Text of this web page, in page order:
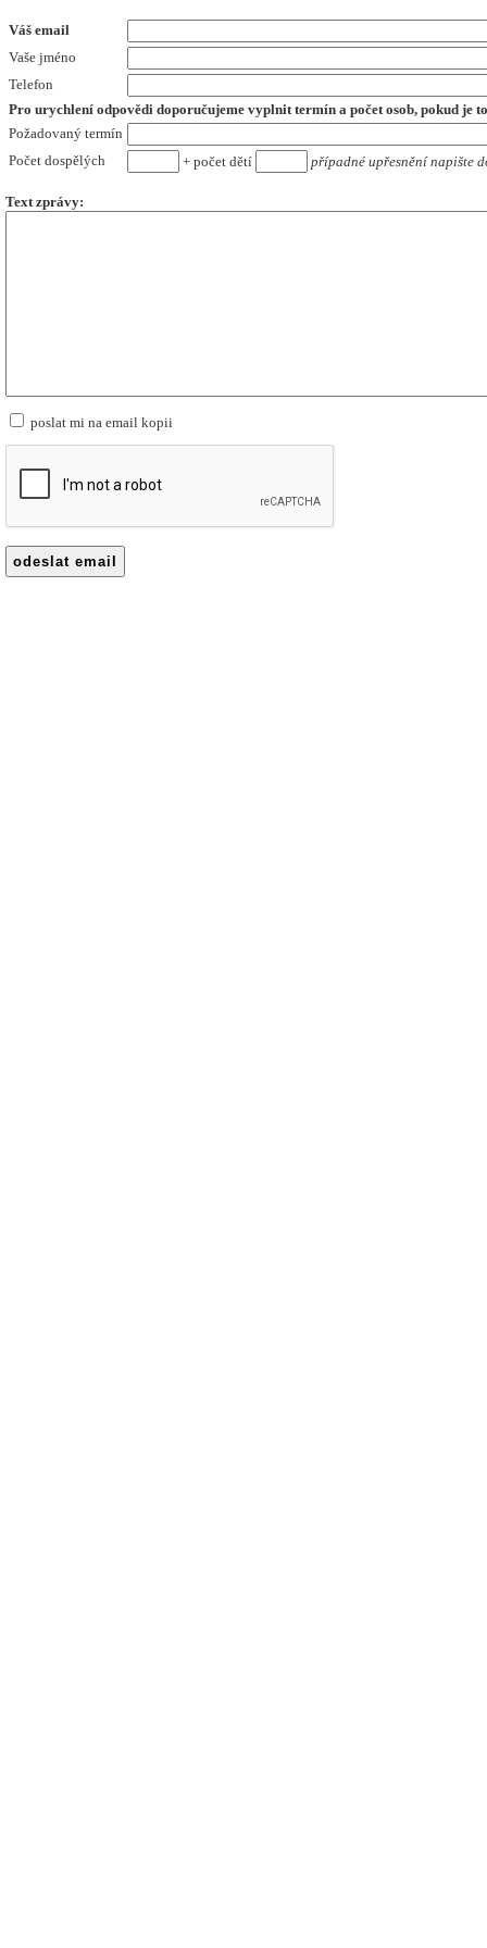
Váš email
Vaše jméno
Telefon
Pro urychlení odpovědi doporučujeme vyplnit termín a počet osob, pokud je
Požadovaný termín
Počet dospělých
+ počet dětí případné upřesnění napište
Text zprávy:
poslat mi na email kopii